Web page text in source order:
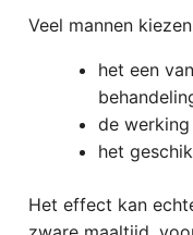
Veel mannen
het een
de
het
Het effect kan